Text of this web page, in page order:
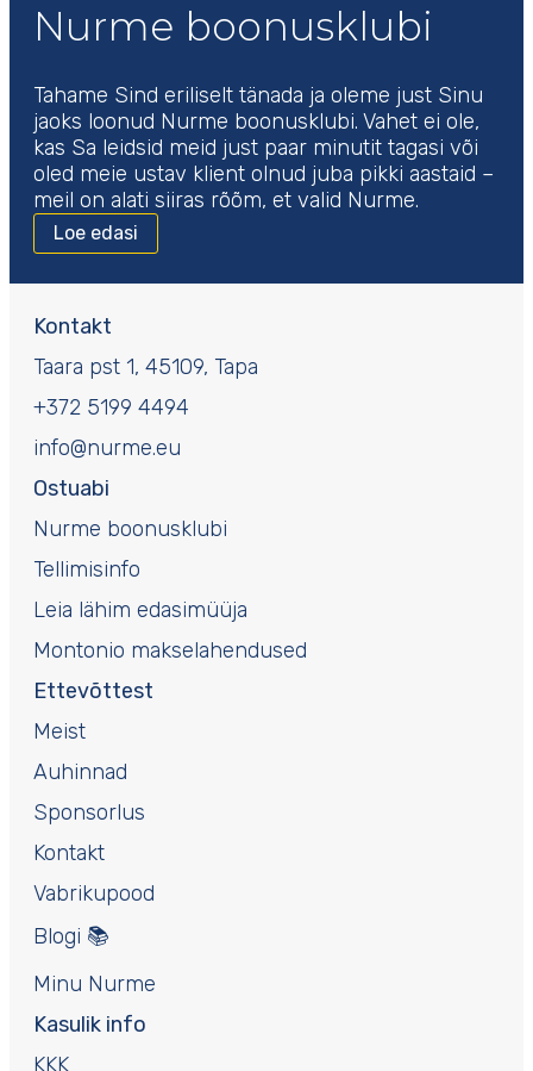
Nurme boonusklubi
Tahame Sind eriliselt tänada ja oleme just Sinu
jaoks loonud Nurme boonusklubi. Vahet ei ole,
kas Sa leidsid meid just paar minutit tagasi või
oled meie ustav klient olnud juba pikki aastaid –
meil on alati siiras rõõm, et valid Nurme.
Loe edasi
Kasulik info
KKK
Ettevõttest
Meist
Auhinnad
Sponsorlus
Kontakt
Vabrikupood
Blogi 📚
Minu Nurme
Ostuabi
Nurme boonusklubi
Tellimisinfo
Leia lähim edasimüüja
Montonio makselahendused
Kontakt
Taara pst 1, 45109, Tapa
+372 5199 4494
info@nurme.eu